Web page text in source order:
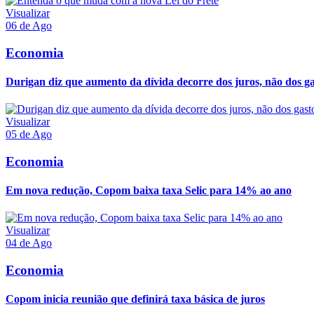
Visualizar
06 de Ago
Economia
Durigan diz que aumento da dívida decorre dos juros, não dos
Visualizar
05 de Ago
Economia
Em nova redução, Copom baixa taxa Selic para 14% ao ano
Visualizar
04 de Ago
Economia
Copom inicia reunião que definirá taxa básica de juros